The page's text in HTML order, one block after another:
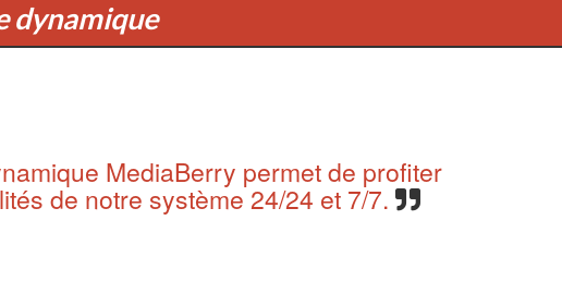
dynamique
MediaBerry permet de profiter
de notre système 24/24 et 7/7.